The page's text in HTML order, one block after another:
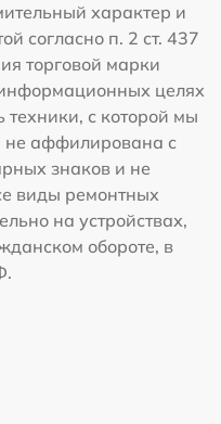
характер и
согласно п. 2 ст. 437
торговой марки
целях
с которой мы
не аффилирована с
знаков и не
виды ремонтных
на устройствах,
обороте, в